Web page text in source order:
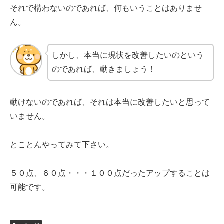
それで構わないのであれば、何もいうことはありませ
ん。
しかし、本当に現状を改善したいのという
のであれば、動きましょう！
動けないのであれば、それは本当に改善したいと思って
いません。
とことんやってみて下さい。
５０点、６０点・・・１００点だったアップすることは
可能です。